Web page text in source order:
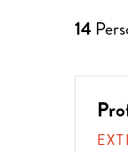
14